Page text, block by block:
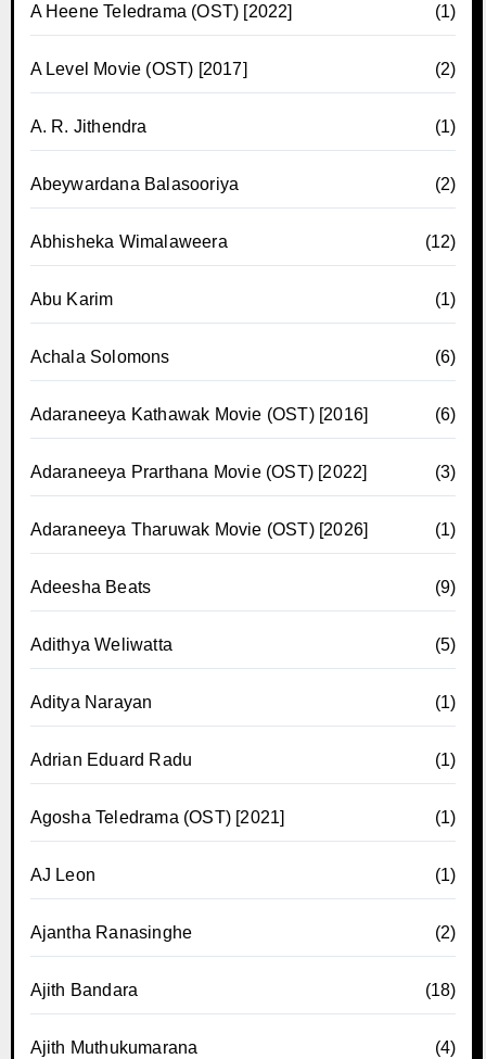
A Heene Teledrama (OST) [2022] (1)
A Level Movie (OST) [2017] (2)
A. R. Jithendra (1)
Abeywardana Balasooriya (2)
Abhisheka Wimalaweera (12)
Abu Karim (1)
Achala Solomons (6)
Adaraneeya Kathawak Movie (OST) [2016] (6)
Adaraneeya Prarthana Movie (OST) [2022] (3)
Adaraneeya Tharuwak Movie (OST) [2026] (1)
Adeesha Beats (9)
Adithya Weliwatta (5)
Aditya Narayan (1)
Adrian Eduard Radu (1)
Agosha Teledrama (OST) [2021] (1)
AJ Leon (1)
Ajantha Ranasinghe (2)
Ajith Bandara (18)
Ajith Muthukumarana (4)